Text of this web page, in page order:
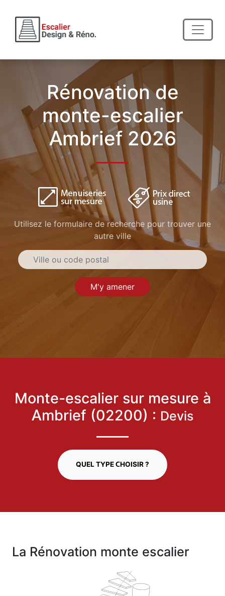
Rénovation de
monte-escalier
Ambrief 2026
Utilisez le formulaire de recherche pour trouver une
autre ville
M'y amener
Monte-escalier sur mesure à
Ambrief (02200) : Devis
QUEL TYPE CHOISIR ?
La Rénovation monte escalier